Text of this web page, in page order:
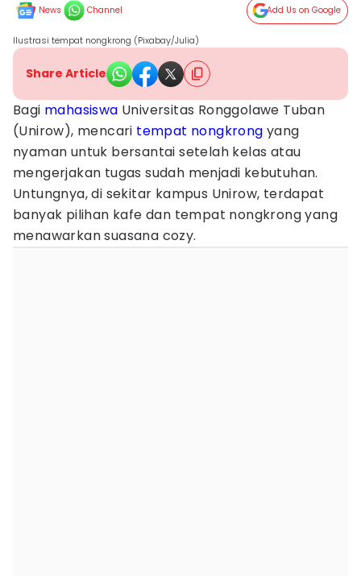
News Channel Add Us on Google
Ilustrasi tempat nongkrong (Pixabay/Julia)
Share Article
Bagi mahasiswa Universitas Ronggolawe Tuban
(Unirow), mencari tempat nongkrong yang
nyaman untuk bersantai setelah kelas atau
mengerjakan tugas sudah menjadi kebutuhan.
Untungnya, di sekitar kampus Unirow, terdapat
banyak pilihan kafe dan tempat nongkrong yang
menawarkan suasana cozy.